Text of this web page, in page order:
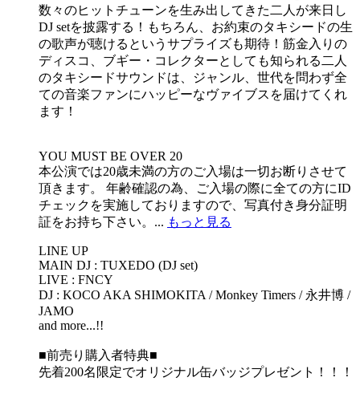
数々のヒットチューンを生み出してきた二人が来日し
DJ setを披露する！もちろん、お約束のタキシードの生
の歌声が聴けるというサプライズも期待！筋金入りの
ディスコ、ブギー・コレクターとしても知られる二人
のタキシードサウンドは、ジャンル、世代を問わず全
ての音楽ファンにハッピーなヴァイブスを届けてくれ
ます！
YOU MUST BE OVER 20
本公演では20歳未満の方のご入場は一切お断りさせて
頂きます。 年齢確認の為、ご入場の際に全ての方にID
チェックを実施しておりますので、写真付き身分証明
証をお持ち下さい。... もっと見る
LINE UP
MAIN DJ : TUXEDO (DJ set)
LIVE : FNCY
DJ : KOCO AKA SHIMOKITA / Monkey Timers / 永井博 /
JAMO
and more...!!
■前売り購入者特典■
先着200名限定でオリジナル缶バッジプレゼント！！！